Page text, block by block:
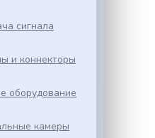
сигнала
и коннекторы
оборудование
камеры